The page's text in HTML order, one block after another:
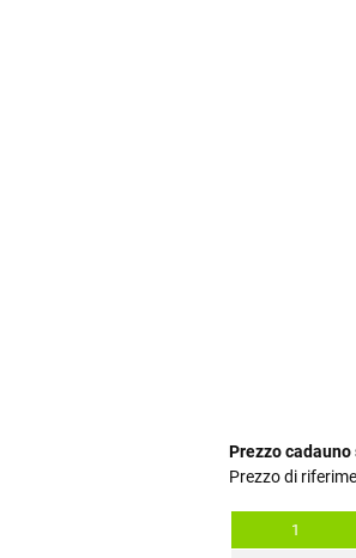
Prezzo
Prezzo di
1